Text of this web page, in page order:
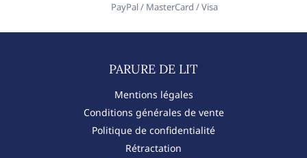
PayPal / MasterCard / Visa
PARURE DE LIT​
Mentions légales
Conditions générales de vente
Politique de confidentialité
Rétractation